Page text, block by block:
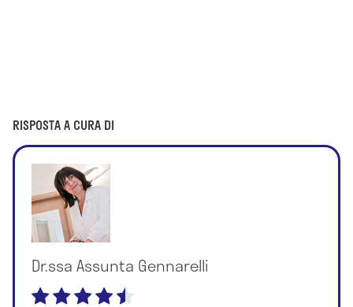
RISPOSTA A CURA DI
Dr.ssa Assunta Gennarelli